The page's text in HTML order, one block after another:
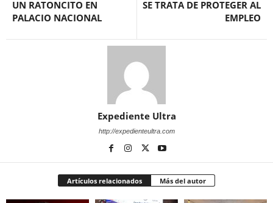
UN RATONCITO EN
PALACIO NACIONAL
SE TRATA DE PROTEGER AL
EMPLEO
Expediente Ultra
http://expedienteultra.com
Artículos relacionados Más del autor